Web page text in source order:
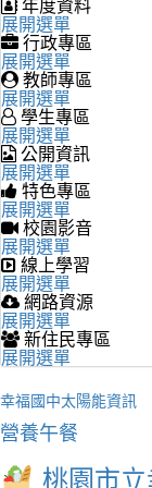
展開選單
行政專區
展開選單
教師專區
展開選單
學生專區
展開選單
公開資訊
展開選單
特色專區
展開選單
校園影音
展開選單
線上學習
展開選單
網路資源
展開選單
新住民專區
展開選單
幸福國中太陽能資訊
營養午餐
桃園市